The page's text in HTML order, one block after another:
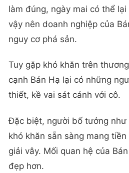
làm đúng, ngày mai có thể
vậy nên doanh nghiệp của
nguy cơ phá sản.
Tuy gặp khó khăn trên
cạnh Bán Hạ lại có những
thiết, kề vai sát cánh với cô.
Đặc biệt, người bố tưởng như
khó khăn sẵn sàng mang
giải vây. Mối quan hệ của
đẹp hơn.